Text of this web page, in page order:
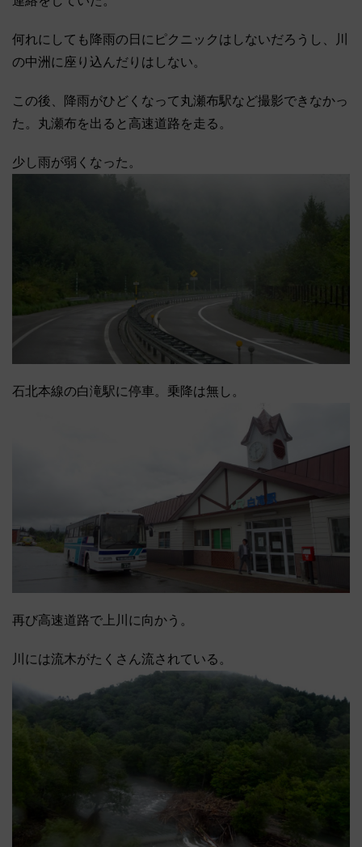
何れにしても降雨の日にピクニックはしないだろうし、川
の中洲に座り込んだりはしない。
この後、降雨がひどくなって丸瀬布駅など撮影できなかっ
た。丸瀬布を出ると高速道路を走る。
少し雨が弱くなった。
石北本線の白滝駅に停車。乗降は無し。
再び高速道路で上川に向かう。
川には流木がたくさん流されている。